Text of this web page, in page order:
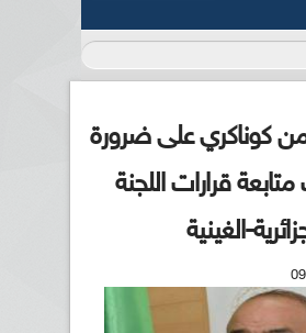
كوناكري على ضرورة
قرارات اللجنة
الغينية